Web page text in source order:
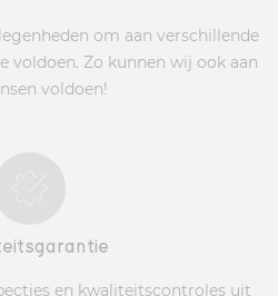
om aan verschillende
voldoen. Zo kunnen wij ook aan
voldoen!
en kwaliteitscontroles uit